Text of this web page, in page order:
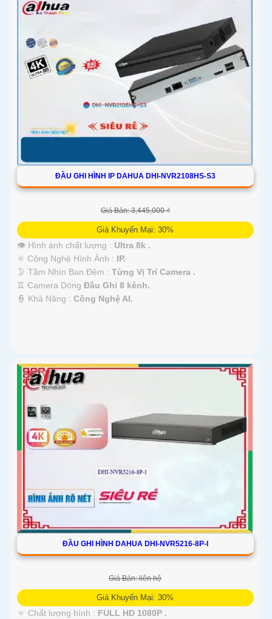
ĐẦU GHI HÌNH IP DAHUA DHI-NVR2108HS-S3
Giá Bán: 3,445,000 ₫
Giá Khuyến Mại: 30%
👁 Hình ảnh chất lượng : Ultra 8k .
⚛️ Công Nghệ Hình Ảnh : IP.
🌛 Tầm Nhìn Ban Đêm : Từng Vị Trí Camera .
♊ Camera Dòng Đầu Ghi 8 kênh.
️👮 Khả Năng : Công Nghệ AI.
ĐẦU GHI HÌNH DAHUA DHI-NVR5216-8P-I
Giá Bán: liên hệ
Giá Khuyến Mại: 30%
🔅 Chất lượng hình : FULL HD 1080P .